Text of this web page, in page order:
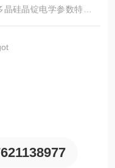
硅晶锭电学参数特性测
单块晶锭测试而研发
电阻率）都可以同时